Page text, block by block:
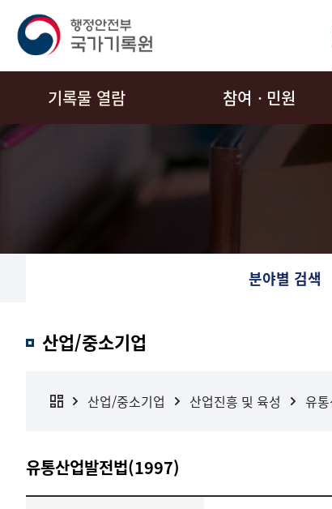
기록물 열람 참여ㆍ민원
분야별 검색
산업/중소기업
산업/중소기업 산업진흥 및 육성 유
유통산업발전법(1997)